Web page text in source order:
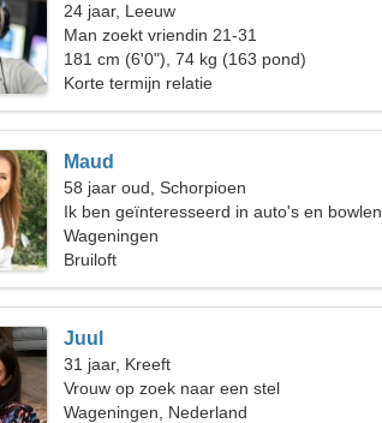
24 jaar, Leeuw
Man zoekt vriendin 21-31
181 cm (6'0"), 74 kg (163 pond)
Korte termijn relatie
Maud
58 jaar oud, Schorpioen
Ik ben geïnteresseerd in auto's en bowlen
Wageningen
Bruiloft
Juul
31 jaar, Kreeft
Vrouw op zoek naar een stel
Wageningen, Nederland